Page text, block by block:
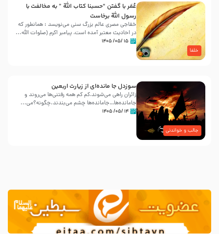
خلفا
عُمَر با گفتن “حسبنا كتاب اللّه ” به مخالفت با
رسول اللّه برخاست
خفاجی مصری عالم بزرگ سنی می‌نویسد : همانطور که
در احادیث معتبر آمده است، پیامبر اکرم (صلوات اللّه...
۱۵ /۰۵/ ۱۴۰۵
جالب و خواندنی
سوزدل جا مانده‌ای از زیارت اربعین
زائران راهی می‌شوند،کم‌ کم همه رفتنی‌ها می‌روند و
جامانده‌ها…جامانده‌ها چشم می‌بندند.چگونه؟می‌...
۱۴ /۰۵/ ۱۴۰۵